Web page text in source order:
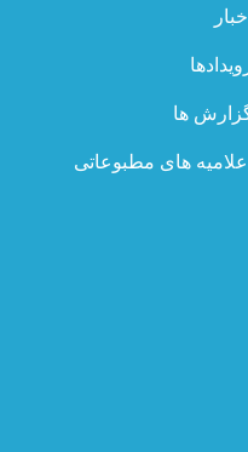
اخبار
ها
اعلامیه های مطبوعاتی